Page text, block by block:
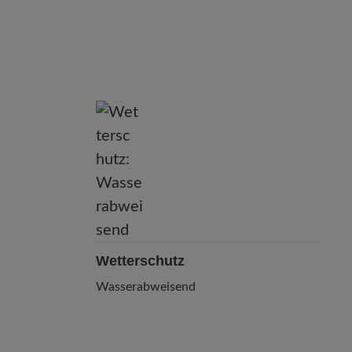
Wetterschutz
Wasserabweisend